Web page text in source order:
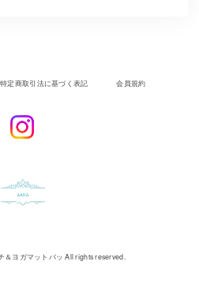
特定商取引法に基づく表記 会員規約
＆ヨガマットバッ All rights reserved.